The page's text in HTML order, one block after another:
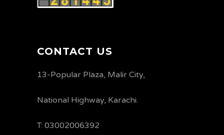
CONTACT US
13-Popular Plaza, Malir City,
National Highway, Karachi.
T: 03002006392